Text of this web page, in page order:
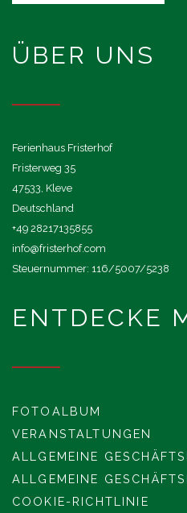
ÜBER UNS
Ferienhaus Fristerhof
Fristerweg 35
47533, Kleve
Deutschland
+49 28217135855
info@fristerhof.com
Steuernummer: 116/5007/5238
ENTDECKE
FOTOALBUM
VERANSTALTUNGEN
ALLGEMEINE
ALLGEMEINE
COOKIE-RICHTLINIE